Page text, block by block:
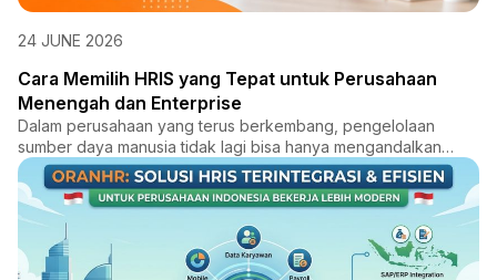
24 JUNE 2026
Cara Memilih HRIS yang Tepat untuk Perusahaan
Menengah dan Enterprise
Dalam perusahaan yang terus berkembang, pengelolaan
sumber daya manusia tidak lagi bisa hanya mengandalkan
proses manual...